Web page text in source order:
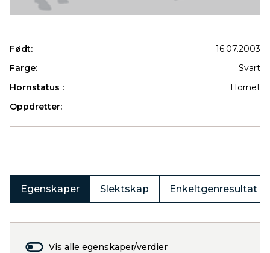
Født:
16.07.2003
Farge:
Svart
Hornstatus :
Hornet
Oppdretter:
Egenskaper Slektskap Enkeltgenresultat
Vis alle egenskaper/verdier